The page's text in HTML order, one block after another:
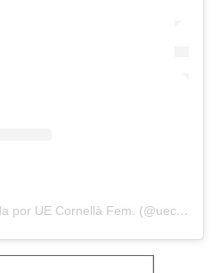
Una publicación compartida por UE Cornellà Fem. (@uecornella.fem)